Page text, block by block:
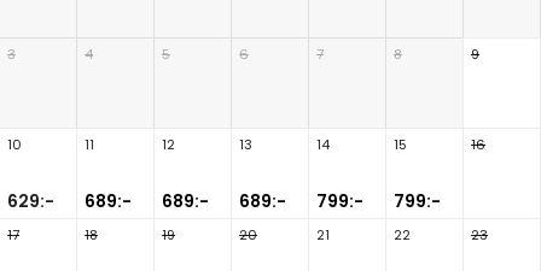
3 4 5 6 7 8 9
10
629:-
11
689:-
12
689:-
13
689:-
14
799:-
15
799:-
16
17 18 19 20 21 22 23